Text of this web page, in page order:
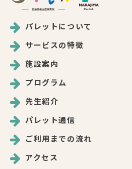
パレットについて
サービスの特徴
施設案内
プログラム
先生紹介
パレット通信
ご利用までの流れ
アクセス